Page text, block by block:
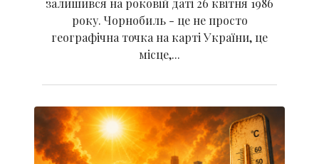
року. Чорнобиль - це не просто
географічна точка на карті України, це
місце,...